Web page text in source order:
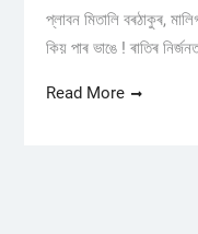
প্লাবন মিতালি বৰঠাকুৰ,
কিয় পাৰ ভাঙে ! ৰাতিৰ
Read More